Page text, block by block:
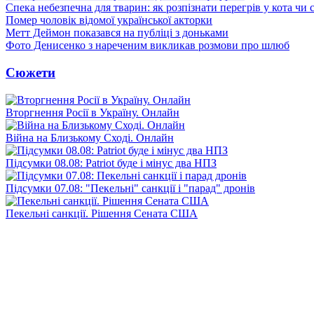
Спека небезпечна для тварин: як розпізнати перегрів у кота чи
Помер чоловік відомої української акторки
Метт Деймон показався на публіці з доньками
Фото Денисенко з нареченим викликав розмови про шлюб
Сюжети
Вторгнення Росії в Україну. Онлайн
Війна на Близькому Сході. Онлайн
Підсумки 08.08: Patriot буде і мінус два НПЗ
Підсумки 07.08: "Пекельні" санкції і "парад" дронів
Пекельні санкції. Рішення Сената США